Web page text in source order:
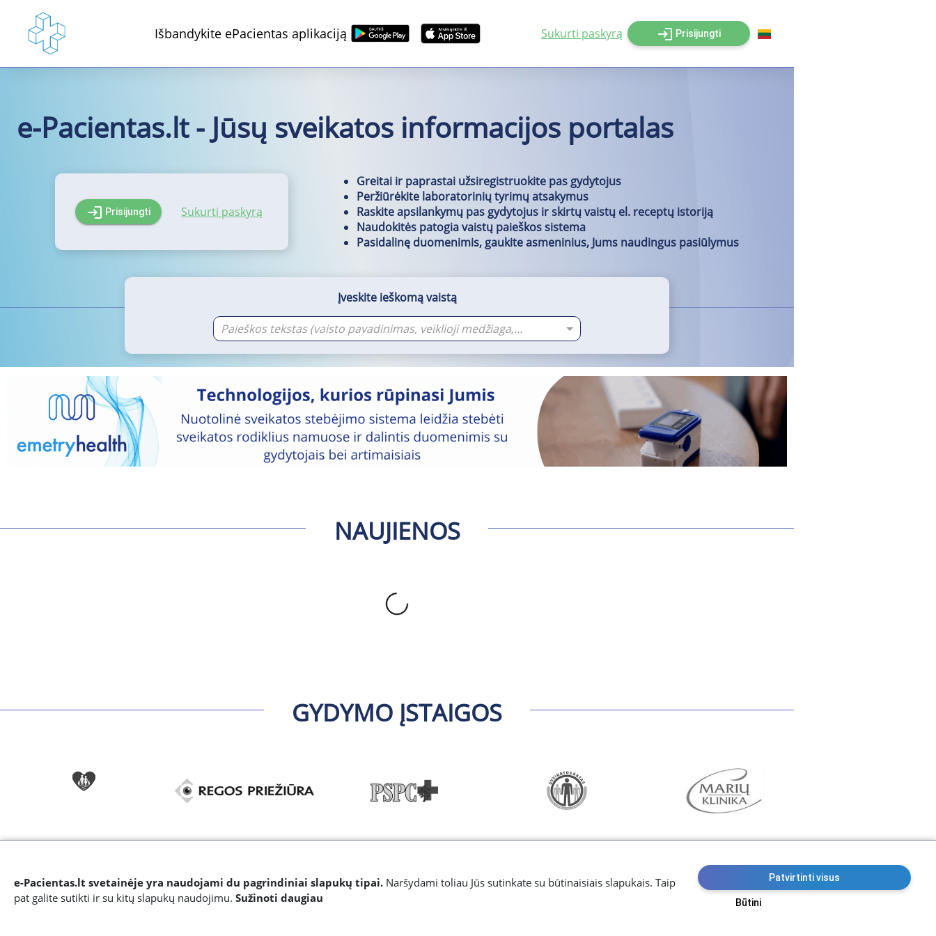
Išbandykite ePacientas aplikaciją Sukurti paskyrą login Prisijungti
e-Pacientas.lt - Jūsų sveikatos informacijos portalas
login Prisijungti Sukurti paskyrą
Greitai ir paprastai užsiregistruokite pas gydytojus
Peržiūrėkite laboratorinių tyrimų atsakymus
Raskite apsilankymų pas gydytojus ir skirtų vaistų el. receptų istoriją
Naudokitės patogia vaistų paieškos sistema
Pasidalinę duomenimis, gaukite asmeninius, Jums naudingus pasiūlymus
Įveskite ieškomą vaistą
Paieškos tekstas (vaisto pavadinimas, veiklioji medžiaga, gamintojas)
NAUJIENOS
GYDYMO ĮSTAIGOS
e-Pacientas.lt svetainėje yra naudojami du pagrindiniai slapukų tipai. Naršydami toliau Jūs sutinkate su būtinaisiais slapukais. Taip
pat galite sutikti ir su kitų slapukų naudojimu. Sužinoti daugiau
Patvirtinti visus
Būtini